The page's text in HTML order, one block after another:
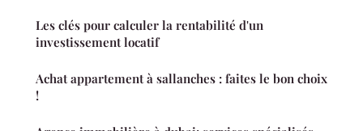
Les clés pour calculer la rentabilité d'un
investissement locatif
Achat appartement à sallanches : faites le bon choix
!